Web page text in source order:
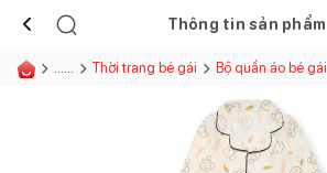
Thông tin sản phẩm
...... Thời trang bé gái Bộ quần áo bé gái